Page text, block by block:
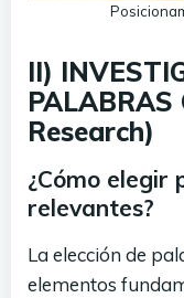
II)
Research)
¿Cómo elegir
relevantes?
La elección de
elementos